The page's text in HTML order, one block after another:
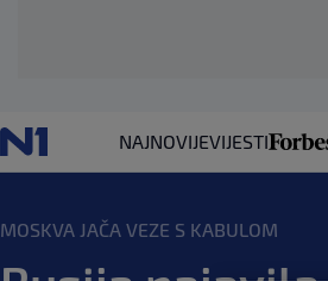
NAJNOVIJEVIJESTI
MOSKVA JAČA VEZE S KABULOM